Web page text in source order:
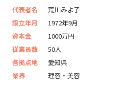
代表者名
荒川みよ子
設立年月
1972年9月
資本金
1000万円
従業員数
50人
各拠点地
愛知県
業界
理容・美容